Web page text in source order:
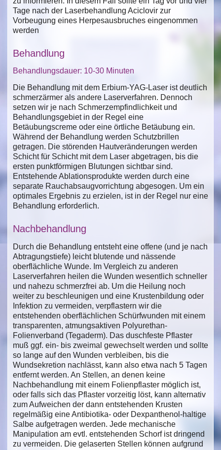
Tage nach der Laserbehandlung Aciclovir zur
Vorbeugung eines Herpesausbruches eingenommen
werden
Behandlung
Behandlungsdauer: 10-30 Minuten
Die Behandlung mit dem Erbium-YAG-Laser ist deutlich
schmerzärmer als andere Laserverfahren. Dennoch
setzen wir je nach Schmerzempfindlichkeit und
Behandlungsgebiet in der Regel eine
Betäubungscreme oder eine örtliche Betäubung ein.
Während der Behandlung werden Schutzbrillen
getragen. Die störenden Hautveränderungen werden
Schicht für Schicht mit dem Laser abgetragen, bis die
ersten punktförmigen Blutungen sichtbar sind.
Entstehende Ablationsprodukte werden durch eine
separate Rauchabsaugvorrichtung abgesogen. Um ein
optimales Ergebnis zu erzielen, ist in der Regel nur eine
Behandlung erforderlich.
Nachbehandlung
Durch die Behandlung entsteht eine offene (und je nach
Abtragungstiefe) leicht blutende und nässende
oberflächliche Wunde. Im Vergleich zu anderen
Laserverfahren heilen die Wunden wesentlich schneller
und nahezu schmerzfrei ab. Um die Heilung noch
weiter zu beschleunigen und eine Krustenbildung oder
Infektion zu vermeiden, verpflastern wir die
entstehenden oberflächlichen Schürfwunden mit einem
transparenten, atmungsaktiven Polyurethan-
Folienverband (Tegaderm). Das duschfeste Pflaster
muß ggf. ein- bis zweimal gewechselt werden und sollte
so lange auf den Wunden verbleiben, bis die
Wundsekretion nachlässt, kann also etwa nach 5 Tagen
entfernt werden. An Stellen, an denen keine
Nachbehandlung mit einem Folienpflaster möglich ist,
oder falls sich das Pflaster vorzeitig löst, kann alternativ
zum Aufweichen der dann entstehenden Krusten
regelmäßig eine Antibiotika- oder Dexpanthenol-haltige
Salbe aufgetragen werden. Jede mechanische
Manipulation am evtl. entstehenden Schorf ist dringend
zu vermeiden. Die gelaserten Stellen können aufgrund